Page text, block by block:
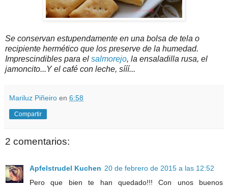
Se conservan estupendamente en una bolsa de tela o
recipiente hermético que los preserve de la humedad.
Imprescindibles para el salmorejo, la ensaladilla rusa, el
jamoncito...Y el café con leche, sííí...
Mariluz Piñeiro en 6:58
Compartir
2 comentarios:
Apfelstrudel Kuchen 20 de febrero de 2015 a las 12:52
Pero que bien te han quedado!!! Con unos buenos